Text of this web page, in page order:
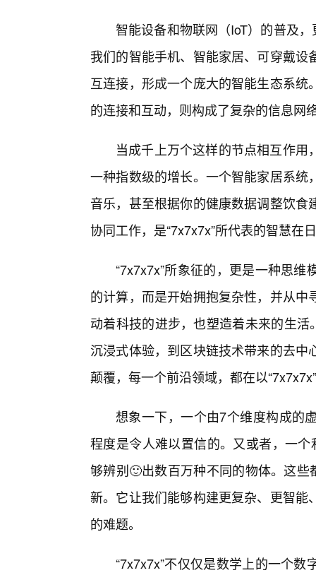
智能设备和物联网（IoT）的普及
我们的智能手机、智能家居、可穿戴
互连接，形成一个庞大的智能生态系
的连接和互动，则构成了复杂的信息网
当成千上万个这样的节点相互作
一种指数级的增长。一个智能家居系
音乐，甚至根据你的健康数据调整饮
协同工作，是“7x7x7x”所代表的智慧在
“7x7x7x”所象征的，更是一种思
的计算，而是开始拥抱复杂性，并从
动着科技的进步，也塑造着未来的生
沉浸式体验，到区块链技术带来的去
颠覆，每一个前沿领域，都在以
想象一下，一个由7个维度构成的
程度是令人难以置信的。又或者，一
够辨别🙂出数百万种不同的物体。这些
新。它让我们能够构建更复杂、更智
的难题。
“7x7x7x”不仅仅是数学上的一个